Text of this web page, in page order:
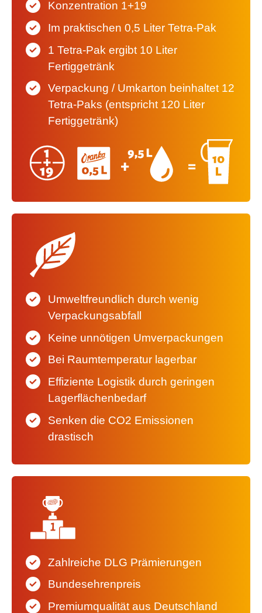
Konzentration 1+19
Im praktischen 0,5 Liter Tetra-Pak
1 Tetra-Pak ergibt 10 Liter
Fertiggetränk
Verpackung / Umkarton beinhaltet 12
Tetra-Paks (entspricht 120 Liter
Fertiggetränk)
Umweltfreundlich durch wenig
Verpackungsabfall
Keine unnötigen Umverpackungen
Bei Raumtemperatur lagerbar
Effiziente Logistik durch geringen
Lagerflächenbedarf
Senken die CO2 Emissionen
drastisch
Zahlreiche DLG Prämierungen
Bundesehrenpreis
Premiumqualität aus Deutschland